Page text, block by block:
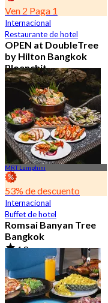
Ven 2 Paga 1
Internacional
Restaurante de hotel
OPEN at DoubleTree
by Hilton Bangkok
Ploenchit
4.6
7.2K Reservado
Desde฿ 352.5
MRT Lumphini
53% de descuento
Internacional
Buffet de hotel
Romsai Banyan Tree
Bangkok
4.8
19.2K Reservado
Desde ฿ 650